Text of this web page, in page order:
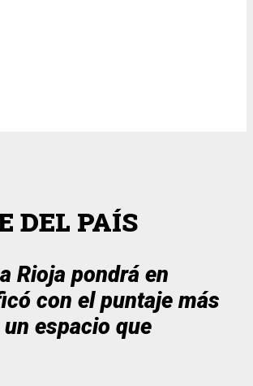
DEL PAÍS
Rioja pondrá en
con el puntaje más
espacio que